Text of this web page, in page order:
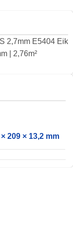
2,7mm E5404 Eik
| 2,76m²
209 × 13,2 mm